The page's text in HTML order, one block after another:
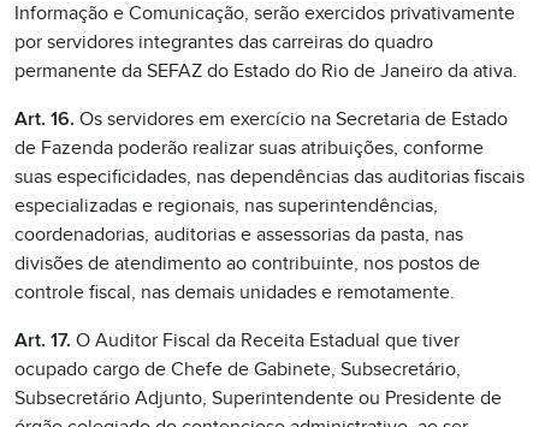
Informação e Comunicação, serão exercidos privativamente
por servidores integrantes das carreiras do quadro
permanente da SEFAZ do Estado do Rio de Janeiro da ativa.
Art. 16. Os servidores em exercício na Secretaria de Estado
de Fazenda poderão realizar suas atribuições, conforme
suas especificidades, nas dependências das auditorias fiscais
especializadas e regionais, nas superintendências,
coordenadorias, auditorias e assessorias da pasta, nas
divisões de atendimento ao contribuinte, nos postos de
controle fiscal, nas demais unidades e remotamente.
Art. 17. O Auditor Fiscal da Receita Estadual que tiver
ocupado cargo de Chefe de Gabinete, Subsecretário,
Subsecretário Adjunto, Superintendente ou Presidente de